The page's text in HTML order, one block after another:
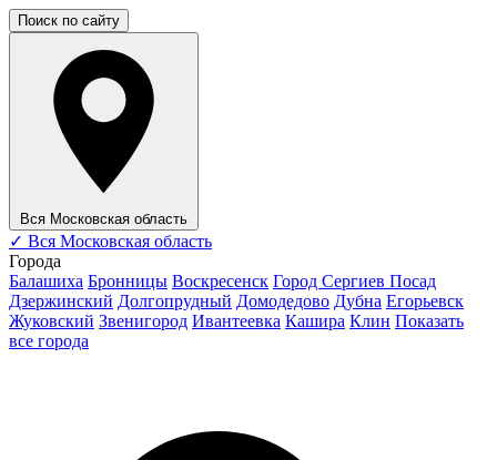
Поиск по сайту
Вся Московская область
✓ Вся Московская область
Города
Балашиха Бронницы Воскресенск Город Сергиев Посад
Дзержинский Долгопрудный Домодедово Дубна Егорьевск
Жуковский Звенигород Ивантеевка Кашира Клин Показать
все города